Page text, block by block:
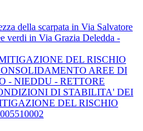
della scarpata in Via Salvatore
verdi in Via Grazia Deledda -
DEL RISCHIO
AREE DI
- NIEDDU - RETTORE
DI STABILITA' DEI
DEL RISCHIO